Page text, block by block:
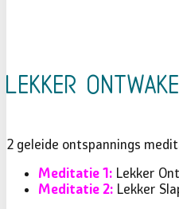
Lekker
2 geleide ontspannings
Meditatie 1: Lekker
Meditatie 2: Lekker